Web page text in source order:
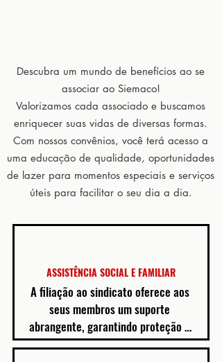
Descubra um mundo de benefícios ao se
associar ao Siemaco!
Valorizamos cada associado e buscamos
enriquecer suas vidas de diversas formas.
Com nossos convênios, você terá acesso a
uma educação de qualidade, oportunidades
de lazer para momentos especiais e serviços
úteis para facilitar o seu dia a dia.
ASSISTÊNCIASOCIAL E FAMILIAR
A filiação ao sindicato oferece aos
seus membros um suporte
abrangente, garantindo proteção e
auxílio em diversas situações da